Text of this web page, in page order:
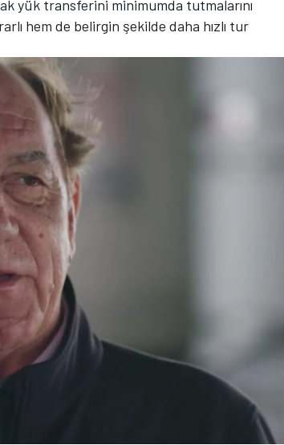
yük transferini minimumda tutmalarını
hem de belirgin şekilde daha hızlı tur